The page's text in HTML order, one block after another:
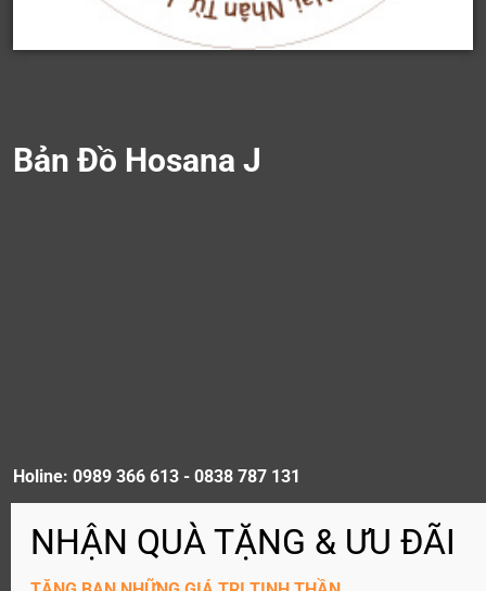
Bản Đồ Hosana J
Holine: 0989 366 613 - 0838 787 131